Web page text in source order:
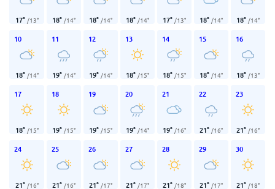
17° /13° 18° /14° 18° /14° 18° /14° 17° /13° 18° /14° 18° /14°
10
18° /14°
11
19° /14°
12
19° /14°
13
18° /15°
14
18° /15°
15
18° /14°
16
18° /13°
17
18° /15°
18
19° /15°
19
19° /15°
20
19° /14°
21
19° /16°
22
21° /16°
23
21° /16°
24
21° /16°
25
21° /16°
26
21° /17°
27
21° /17°
28
21° /18°
29
21° /17°
30
21° /18°